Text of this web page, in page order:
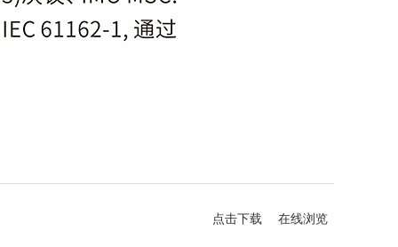
点击下载 在线浏览